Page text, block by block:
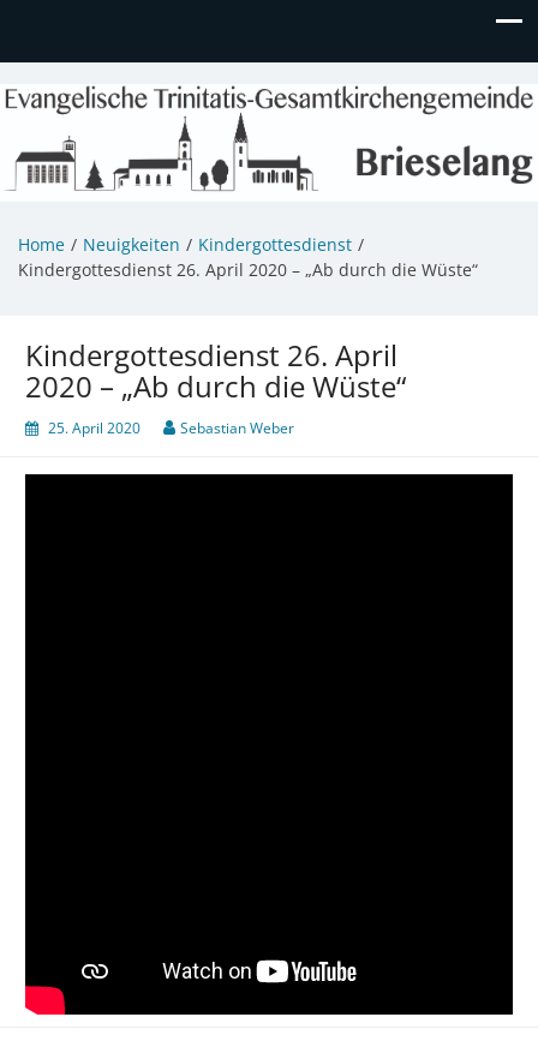
Evangelische Kirchengemeinde
Brieselang
Informationen zu Veranstaltungen, Gemeindeleben und
unserem Kindergarten
Home Neuigkeiten
Kindergottesdienst
Kindergottesdienst 26. April 2020 – „Ab durch die Wüste“
Kindergottesdienst 26. April
2020 – „Ab durch die Wüste“
25. April 2020 Sebastian Weber